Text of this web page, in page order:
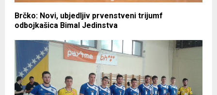
Brčko: Novi, ubjedljiv prvenstveni trijumf
odbojkašica Bimal Jedinstva